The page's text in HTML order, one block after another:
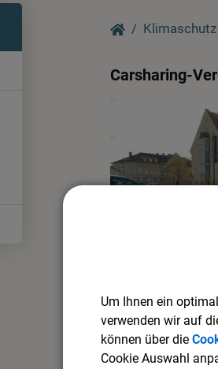
Carsharing-
Fahrmob
Um Ihnen ein
verwenden wir auf
können über die
Cookie Auswahl